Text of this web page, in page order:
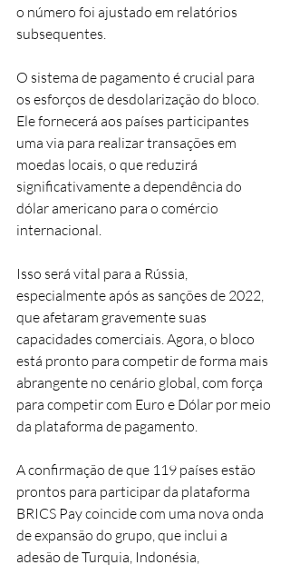
o número foi ajustado em relatórios
subsequentes.
O sistema de pagamento é crucial para
os esforços de desdolarização do bloco.
Ele fornecerá aos países participantes
uma via para realizar transações em
moedas locais, o que reduzirá
significativamente a dependência do
dólar americano para o comércio
internacional.
Isso será vital para a Rússia,
especialmente após as sanções de 2022,
que afetaram gravemente suas
capacidades comerciais. Agora, o bloco
está pronto para competir de forma mais
abrangente no cenário global, com força
para competir com Euro e Dólar por meio
da plataforma de pagamento.
A confirmação de que 119 países estão
prontos para participar da plataforma
BRICS Pay coincide com uma nova onda
de expansão do grupo, que inclui a
adesão de Turquia, Indonésia,